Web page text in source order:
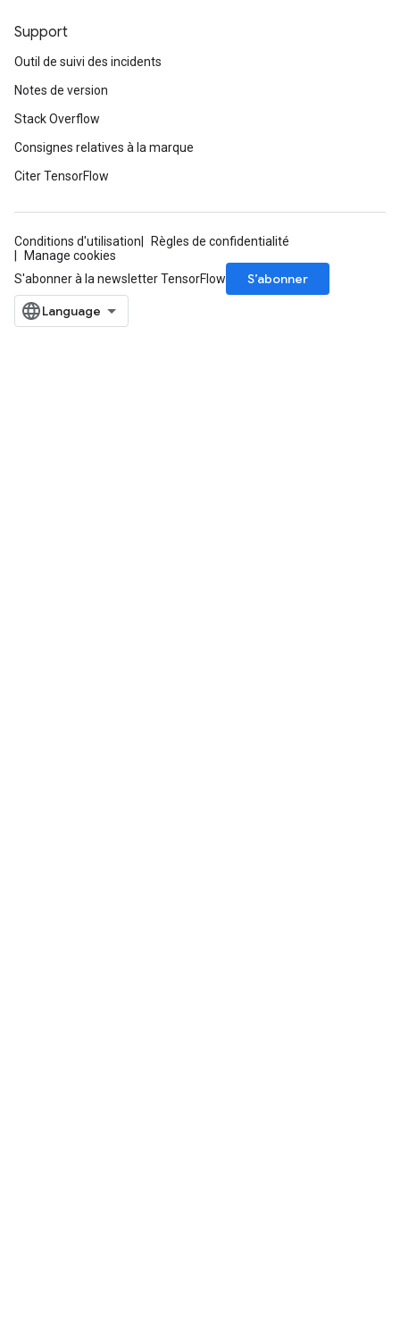
Support
Outil de suivi des incidents
Notes de version
Stack Overflow
Consignes relatives à la marque
Citer TensorFlow
Conditions d'utilisation
Règles de confidentialité
Manage cookies
S'abonner à la newsletter TensorFlow
S’abonner